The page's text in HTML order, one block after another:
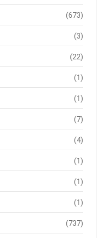
(673)
(3)
(22)
(1)
(1)
(7)
(4)
(1)
(1)
(1)
(737)